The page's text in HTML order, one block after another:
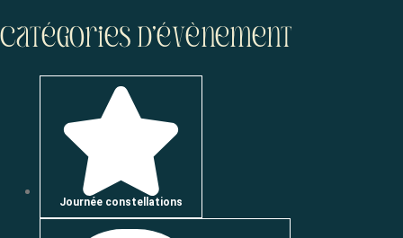
Catégories d’évènement
Journée constellations